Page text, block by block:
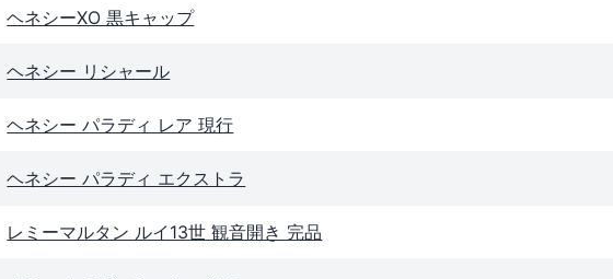
ヘネシーXO 黒キャップ
ヘネシー リシャール
ヘネシー パラディ レア 現行
ヘネシー パラディ エクストラ
レミーマルタン ルイ13世 観音開き 完品